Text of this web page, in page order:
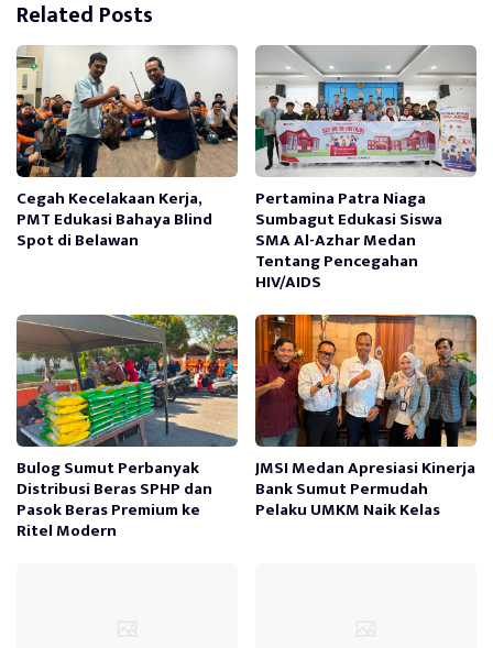
Related Posts
Cegah Kecelakaan Kerja,
PMT Edukasi Bahaya Blind
Spot di Belawan
Pertamina Patra Niaga
Sumbagut Edukasi Siswa
SMA Al-Azhar Medan
Tentang Pencegahan
HIV/AIDS
Bulog Sumut Perbanyak
Distribusi Beras SPHP dan
Pasok Beras Premium ke
Ritel Modern
JMSI Medan Apresiasi Kinerja
Bank Sumut Permudah
Pelaku UMKM Naik Kelas